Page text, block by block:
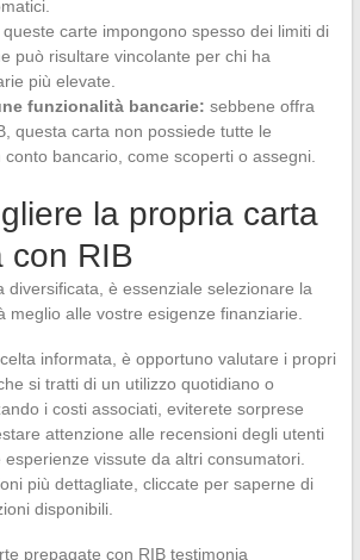
queste carte impongono spesso dei limiti di
può risultare vincolante per chi ha
più elevate.
funzionalità bancarie: sebbene offra
questa carta non possiede tutte le
bancario, come scoperti o assegni.
la propria carta
con RIB
diversificata, è essenziale selezionare la
meglio alle vostre esigenze finanziarie.
informata, è opportuno valutare i propri
si tratti di un utilizzo quotidiano o
i costi associati, eviterete sorprese
attenzione alle recensioni degli utenti
esperienze vissute da altri consumatori.
più dettagliate, cliccate per saperne di
disponibili.
prepagate con RIB testimonia